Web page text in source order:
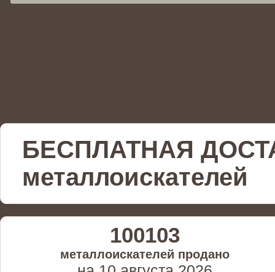
БЕСПЛАТНАЯ
металлоискателей
100103
металлоискателей продано